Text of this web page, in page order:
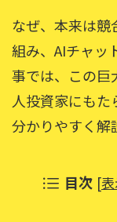
なぜ、本来は競
組み、AIチャッ
事では、この巨
人投資家にもた
分かりやすく解
目次 [